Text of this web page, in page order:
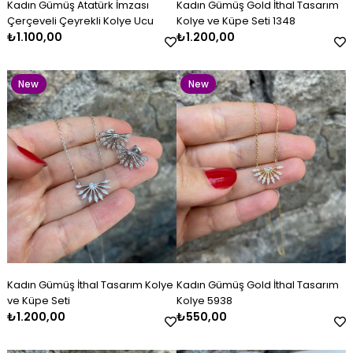
Kadın Gümüş Kazaziye Kombin
Set
₺4.800,00
Kadın Gümüş Çift Renkli
Kazaziye Küpe
₺500,00
Kadın Gümüş İthal Tasarım
Kolye ve Küpe Seti
₺1.200,00
Kadın Gümüş Gold İthal
Tasarım Kolye 5938
₺550,00
New
Item
New
Item
Kadın Gümüş Lacivert Beyaz
Mineli Kelepçe
₺2.600,00
Kadın Gümüş Baget Bileklik
₺2.800,00
Kadın Gümüş Atatürk İmzası
Çerçeveli Çeyrekli Kolye Ucu
₺1.100,00
Kadın Gümüş Gold İthal Tasarım
Kolye ve Küpe Seti 1348
₺1.200,00
Kadın Gümüş İthal Tasarım Kolye
ve Küpe Seti
₺1.200,00
New
Item
Kadın Gümüş Gold İthal Tasarım
Kolye 5938
₺550,00
New
Item